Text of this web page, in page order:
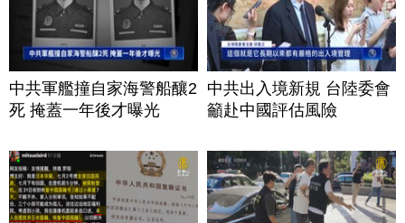
中共軍艦撞自家海警船釀2
死 掩蓋一年後才曝光
中共出入境新規 台陸委會
籲赴中國評估風險